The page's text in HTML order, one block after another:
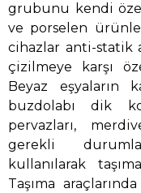
grubunu kendi
ve porselen
cihazlar anti-statik
çizilmeye karşı
Beyaz eşyaların
buzdolabı dik
pervazları,
gerekli
kullanılarak
Taşıma